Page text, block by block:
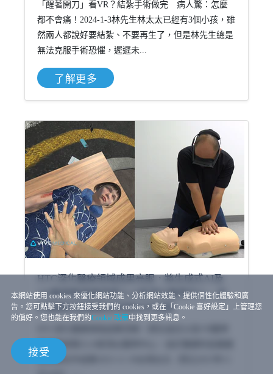
「醒著開刀」看VR？結紮手術做完 病人驚：怎麼
都不會痛！2024-1-3林先生林太太已經有3個小孩，雖
然兩人都說好要結紮、不要再生了，但是林先生總是
無法克服手術恐懼，遲遲未...
了解更多
HTC深化醫療領域成果亮眼，將生成式AI及
VR醫學教育應用導入10家頂尖醫學中心，並
於醫療科技展展出亮眼合作成果
教育應用導入10家頂尖醫學中心，並於醫療科技展展
出亮眼合作成果2023-11-30台灣台北（西元2023年11
本網站使用 cookies 來優化網站功能、分析網站效能、提供個性化體驗和廣
告。您可點擊下方按鈕接受我們的 cookies，或在「Cookie 喜好設定」上管理您
的偏好。您也能在我們的Cookie 政策中找到更多訊息。
接受